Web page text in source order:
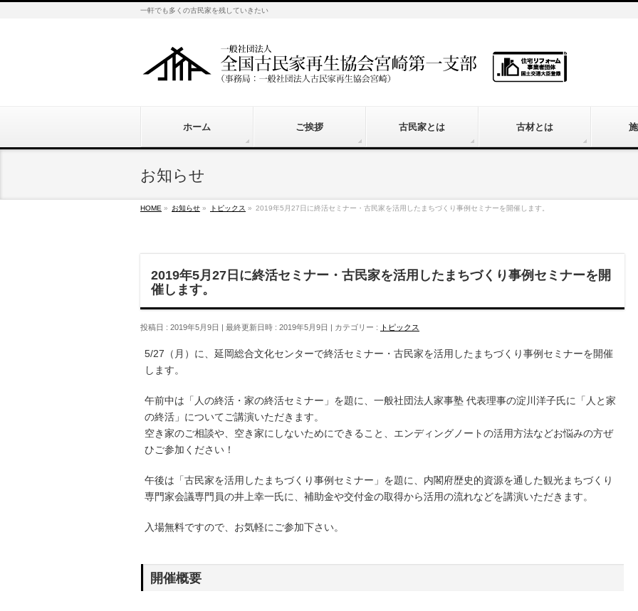
一軒でも多くの古民家を残していきたい
ホーム ご挨拶 古民家とは 古材とは
お知らせ
HOME » お知らせ » トピックス » 2019年5月27日に終活セミナー・古民家を活用したまちづくり事例セミナーを開催します。
2019年5月27日に終活セミナー・古民家を活用したまちづくり事例セミナーを開
催します。
投稿日 : 2019年5月9日 最終更新日時 : 2019年5月9日 カテゴリー : トピックス
5/27（月）に、延岡総合文化センターで終活セミナー・古民家を活用したまちづくり事例セミナーを開催
します。
午前中は「人の終活・家の終活セミナー」を題に、一般社団法人家事塾 代表理事の淀川洋子氏に「人と家
の終活」についてご講演いただきます。
空き家のご相談や、空き家にしないためにできること、エンディングノートの活用方法などお悩みの方ぜ
ひご参加ください！
午後は「古民家を活用したまちづくり事例セミナー」を題に、内閣府歴史的資源を通した観光まちづくり
専門家会議専門員の井上幸一氏に、補助金や交付金の取得から活用の流れなどを講演いただきます。
入場無料ですので、お気軽にご参加下さい。
開催概要